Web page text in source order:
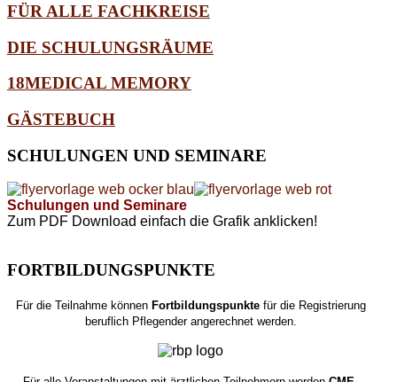
FÜR ALLE FACHKREISE
DIE SCHULUNGSRÄUME
18MEDICAL MEMORY
GÄSTEBUCH
SCHULUNGEN UND SEMINARE
Schulungen und Seminare
Zum PDF Download einfach die Grafik anklicken!
FORTBILDUNGSPUNKTE
Für die Teilnahme könnenFortbildungspunktefür die Registrierung
beruflich Pflegender angerechnet werden.